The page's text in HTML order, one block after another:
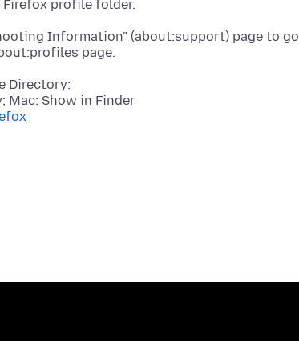
Information" (about:support) page to go
Directory:
Mac: Show in Finder